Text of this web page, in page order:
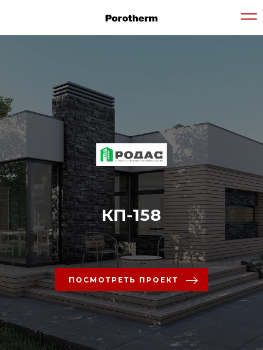
ПОСМОТРЕТЬ ПРОЕКТ
КП-158